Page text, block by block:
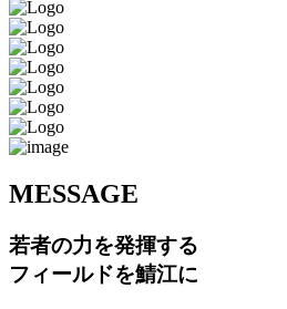
MESSAGE
若者の力を発揮する
フィールドを鯖江に